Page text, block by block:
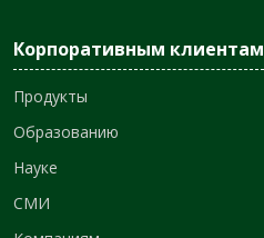
Корпоративным клиентам
Продукты
Образованию
Науке
СМИ